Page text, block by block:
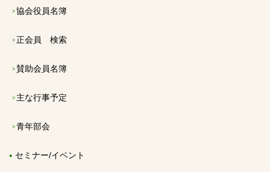
協会役員名簿
正会員 検索
賛助会員名簿
主な行事予定
青年部会
セミナー/イベント